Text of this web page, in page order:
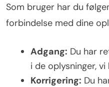
Som bruger har du
forbindelse med dine
Adgang: Du har
i de oplysninger,
Korrigering: Du